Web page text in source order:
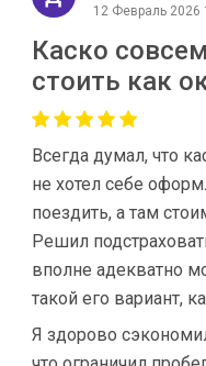
12 Февраль 2026
Каско
стоить как
Всегда думал, что
не хотел себе
поездить, а там
Решил
вполне адекватно
такой его вариант,
Я здорово